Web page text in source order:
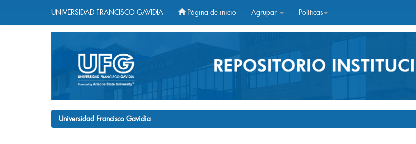
UNIVERSIDAD FRANCISCO GAVIDIA Página de inicio Agrupar Políticas
Universidad Francisco Gavidia